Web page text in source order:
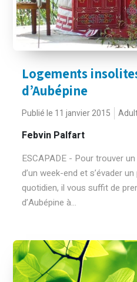
Logements
d’Aubépine
Publié le 11 janvier 2015
Febvin Palfart
ESCAPADE - Pour trouver
d’un week-end et s’évader
quotidien, il vous suffit de
d’Aubépine à...